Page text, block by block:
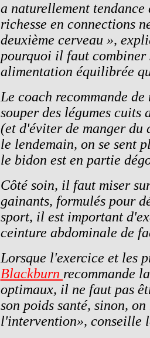
a naturellement tendance
richesse en connections
deuxième cerveau »,
pourquoi il faut combiner
alimentation équilibrée
Le coach recommande
souper des légumes cuits
(et d'éviter de manger du
le lendemain, on se sent
le bidon est en partie
Côté soin, il faut miser
gainants, formulés pour
sport, il est important
ceinture abdominale de
Lorsque l'exercice et les
Blackburn recommande
optimaux, il ne faut pas
son poids santé, sinon,
l'intervention», conseille